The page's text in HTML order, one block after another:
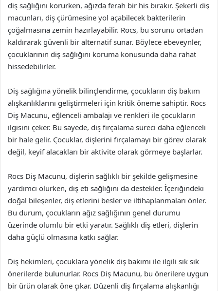
diş sağlığını korurken, ağızda ferah bir his bırakır. Şekerli diş
macunları, diş çürümesine yol açabilecek bakterilerin
çoğalmasına zemin hazırlayabilir. Rocs, bu sorunu ortadan
kaldırarak güvenli bir alternatif sunar. Böylece ebeveynler,
çocuklarının diş sağlığını koruma konusunda daha rahat
hissedebilirler.
Diş sağlığına yönelik bilinçlendirme, çocukların diş bakım
alışkanlıklarını geliştirmeleri için kritik öneme sahiptir. Rocs
Diş Macunu, eğlenceli ambalajı ve renkleri ile çocukların
ilgisini çeker. Bu sayede, diş fırçalama süreci daha eğlenceli
bir hale gelir. Çocuklar, dişlerini fırçalamayı bir görev olarak
değil, keyif alacakları bir aktivite olarak görmeye başlarlar.
Rocs Diş Macunu, dişlerin sağlıklı bir şekilde gelişmesine
yardımcı olurken, diş eti sağlığını da destekler. İçeriğindeki
doğal bileşenler, diş etlerini besler ve iltihaplanmaları önler.
Bu durum, çocukların ağız sağlığının genel durumu
üzerinde olumlu bir etki yaratır. Sağlıklı diş etleri, dişlerin
daha güçlü olmasına katkı sağlar.
Diş hekimleri, çocuklara yönelik diş bakımı ile ilgili sık sık
önerilerde bulunurlar. Rocs Diş Macunu, bu önerilere uygun
bir ürün olarak öne çıkar. Düzenli diş fırçalama alışkanlığı